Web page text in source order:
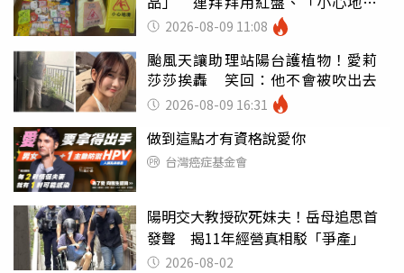
滑」告示牌也帶回家
2026-08-09 11:08
颱風天讓助理站陽台護植物！愛莉
莎莎挨轟 笑回：他不會被吹出去
2026-08-09 16:31
做到這點才有資格說愛你
台灣癌症基金會
陽明交大教授砍死妹夫！岳母追思首
發聲 揭11年經營真相駁「爭產」
2026-08-02